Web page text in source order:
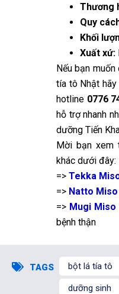
Thương
Quy
Khối
Xuất xứ:
Nếu bạn
tía tô Nhật
hotline 0776
hỗ trợ nhanh
dưỡng Tiến
Mời bạn xem
khác dưới đây:
=> Tekka
=> Natto Miso
=> Mugi Miso
bệnh thận
TAGS bột lá tía tô
dưỡng sinh